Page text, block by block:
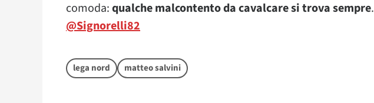
comoda:qualche malcontento da cavalcare si trova sempre.
@Signorelli82
lega nord matteo salvini